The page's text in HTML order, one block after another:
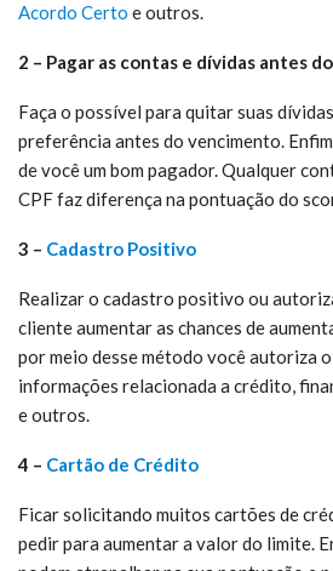
Acordo Certo e outros.
2 – Pagar as contas e dívidas antes
Faça o possível para quitar suas
preferência antes do vencimento.
de você um bom pagador. Qualquer
CPF faz diferença na pontuação do
3 – Cadastro Positivo
Realizar o cadastro positivo ou
cliente aumentar as chances de
por meio desse método você autoriza
informações relacionada a crédito,
e outros.
4 – Cartão de Crédito
Ficar solicitando muitos cartões de
pedir para aumentar a valor do limite.